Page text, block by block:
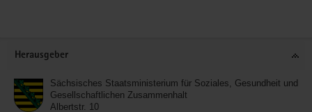
Herausgeber
Sächsisches Staatsministerium für Soziales, Gesundheit und
Gesellschaftlichen Zusammenhalt
Albertstr. 10